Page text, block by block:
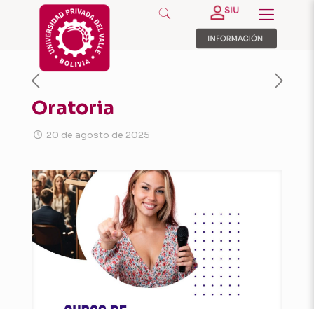
Oratoria
20 de agosto de 2025